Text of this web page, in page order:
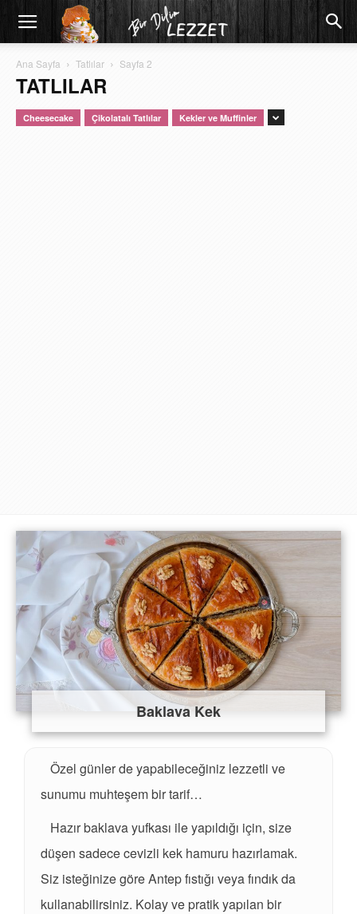
Ana Sayfa Tatlılar Sayfa 2
TATLILAR
Cheesecake Çikolatalı Tatlılar Kekler ve Muffinler
Baklava Kek
Özel günler de yapabileceğiniz lezzetli ve
sunumu muhteşem bir tarif…
Hazır baklava yufkası ile yapıldığı için, size
düşen sadece cevizli kek hamuru hazırlamak.
Siz isteğinize göre Antep fıstığı veya fındık da
kullanabilirsiniz. Kolay ve pratik yapılan bir